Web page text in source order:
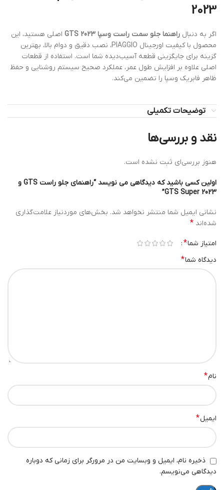
2023
اگر به دنبال راهنما جلو سمت راست وسپا GTS 2023
اصلی هستید، این
محصول با کیفیت اورجینال PIAGGIO، نصب دقیق و دوام بالا، بهترین
گزینه برای جایگزینی قطعه آسیب‌دیده شما است. استفاده از قطعات
اصلی علاوه بر افزایش طول عمر، عملکرد صحیح سیستم روشنایی و حفظ
ظاهر فابریک وسپا را تضمین می‌کند.
توضیحات تکمیلی
نقد و بررسی‌ها
هنوز بررسی‌ای ثبت نشده است.
اولین کسی باشید که دیدگاهی می نویسد “راهنمای جلو راست GTS و
GTS Super 2023”
نشانی ایمیل شما منتشر نخواهد شد. بخش‌های موردنیاز علامت‌گذاری
شده‌اند *
امتیاز شما*
دیدگاه شما*
نام*
ایمیل*
ذخیره نام، ایمیل و وبسایت من در مرورگر برای زمانی که دوباره
دیدگاهی می‌نویسم.